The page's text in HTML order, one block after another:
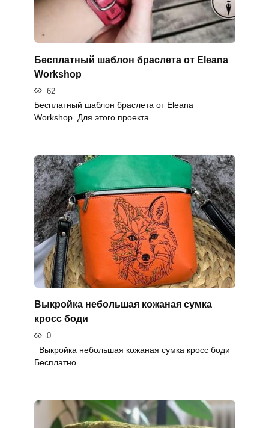
Бесплатный шаблон браслета от Eleana
Workshop
62
Бесплатный шаблон браслета от Eleana
Workshop. Для этого проекта
Выкройка небольшая кожаная сумка
кросс боди
0
Выкройка небольшая кожаная сумка кросс боди
Бесплатно